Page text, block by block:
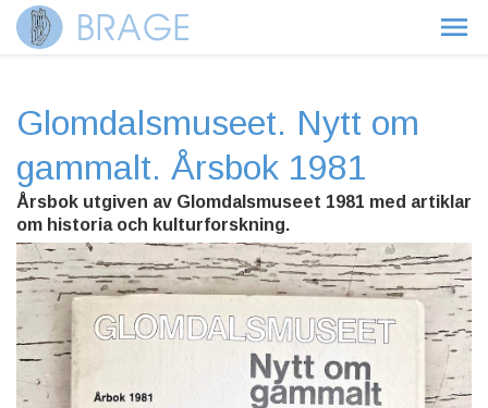
Glomdalsmuseet. Nytt om
gammalt. Årsbok 1981
Årsbok utgiven av Glomdalsmuseet 1981 med artiklar
om historia och kulturforskning.